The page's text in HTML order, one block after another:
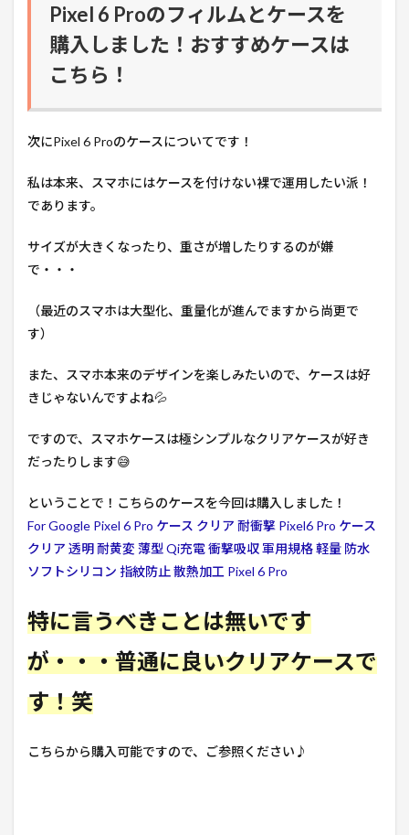
Pixel 6 Proのフィルムとケースを
購入しました！おすすめケースは
こちら！
次にPixel 6 Proのケースについてです！
私は本来、スマホにはケースを付けない裸で運用したい派！
であります。
サイズが大きくなったり、重さが増したりするのが嫌
で・・・
（最近のスマホは大型化、重量化が進んでますから尚更で
す）
また、スマホ本来のデザインを楽しみたいので、ケースは好
きじゃないんですよね💦
ですので、スマホケースは極シンプルなクリアケースが好き
だったりします😅
ということで！こちらのケースを今回は購入しました！
For Google Pixel 6 Pro ケース クリア 耐衝撃 Pixel6 Pro ケース
クリア 透明 耐黄変 薄型 Qi充電 衝撃吸収 軍用規格 軽量 防水
ソフトシリコン 指紋防止 散熱加工 Pixel 6 Pro
特に言うべきことは無いです
が・・・普通に良いクリアケースで
す！笑
こちらから購入可能ですので、ご参照ください♪